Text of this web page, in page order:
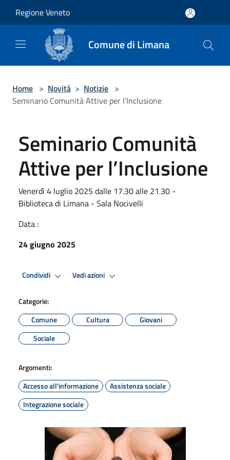
Regione Veneto
Comune di Limana
Home > Novità > Notizie >
Seminario Comunità Attive per l’Inclusione
Seminario Comunità
Attive per l’Inclusione
Venerdì 4 luglio 2025 dalle 17.30 alle 21.30 -
Biblioteca di Limana - Sala Nocivelli
Data :
24 giugno 2025
Condividi Vedi azioni
Categorie:
Comune
Cultura
Giovani
Sociale
Argomenti:
Accesso all'informazione
Assistenza sociale
Integrazione sociale